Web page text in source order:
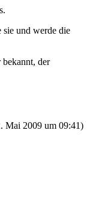
und werde die
der
Mai 2009 um 09:41)